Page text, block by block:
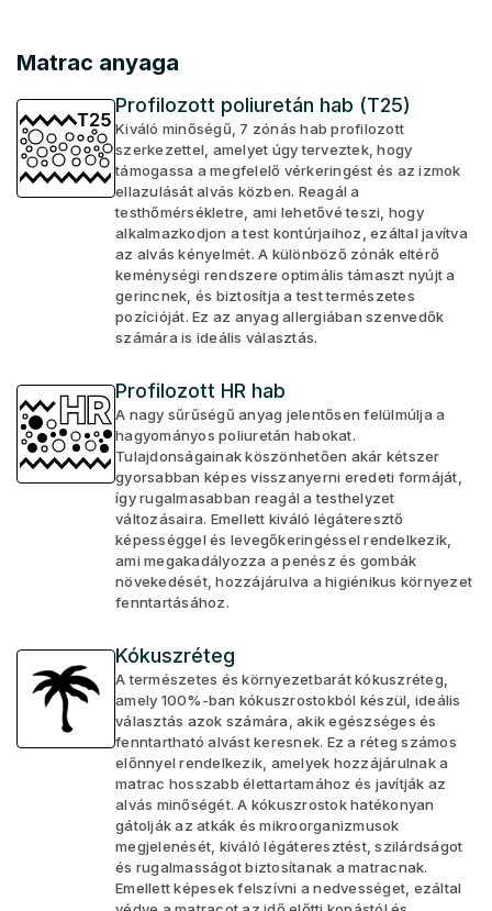
Matrac anyaga
Profilozott poliuretán hab (T25)
Kiváló minőségű, 7 zónás hab profilozott
szerkezettel, amelyet úgy terveztek, hogy
támogassa a megfelelő vérkeringést és az izmok
ellazulását alvás közben. Reagál a
testhőmérsékletre, ami lehetővé teszi, hogy
alkalmazkodjon a test kontúrjaihoz, ezáltal javítva
az alvás kényelmét. A különböző zónák eltérő
keménységi rendszere optimális támaszt nyújt a
gerincnek, és biztosítja a test természetes
pozícióját. Ez az anyag allergiában szenvedők
számára is ideális választás.
Profilozott HR hab
A nagy sűrűségű anyag jelentősen felülmúlja a
hagyományos poliuretán habokat.
Tulajdonságainak köszönhetően akár kétszer
gyorsabban képes visszanyerni eredeti formáját,
így rugalmasabban reagál a testhelyzet
változásaira. Emellett kiváló légáteresztő
képességgel és levegőkeringéssel rendelkezik,
ami megakadályozza a penész és gombák
növekedését, hozzájárulva a higiénikus környezet
fenntartásához.
Kókuszréteg
A természetes és környezetbarát kókuszréteg,
amely 100%-ban kókuszrostokból készül, ideális
választás azok számára, akik egészséges és
fenntartható alvást keresnek. Ez a réteg számos
előnnyel rendelkezik, amelyek hozzájárulnak a
matrac hosszabb élettartamához és javítják az
alvás minőségét. A kókuszrostok hatékonyan
gátolják az atkák és mikroorganizmusok
megjelenését, kiváló légáteresztést, szilárdságot
és rugalmasságot biztosítanak a matracnak.
Emellett képesek felszívni a nedvességet, ezáltal